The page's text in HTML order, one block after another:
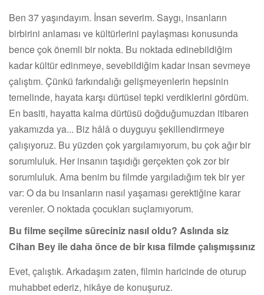
Ben 37 yaşındayım. İnsan severim. Saygı, insanların
birbirini anlaması ve kültürlerini paylaşması konusunda
bence çok önemli bir nokta. Bu noktada edinebildiğim
kadar kültür edinmeye, sevebildiğim kadar insan sevmeye
çalıştım. Çünkü farkındalığı gelişmeyenlerin hepsinin
temelinde, hayata karşı dürtüsel tepki verdiklerini gördüm.
En basiti, hayatta kalma dürtüsü doğduğumuzdan itibaren
yakamızda ya... Biz hâlâ o duyguyu şekillendirmeye
çalışıyoruz. Bu yüzden çok yargılamıyorum, bu çok ağır bir
sorumluluk. Her insanın taşıdığı gerçekten çok zor bir
sorumluluk. Ama benim bu filmde yargıladığım tek bir yer
var: O da bu insanların nasıl yaşaması gerektiğine karar
verenler. O noktada çocukları suçlamıyorum.
Bu filme seçilme süreciniz nasıl oldu? Aslında siz
Cihan Bey ile daha önce de bir kısa filmde çalışmışsınız
Evet, çalıştık. Arkadaşım zaten, filmin haricinde de oturup
muhabbet ederiz, hikâye de konuşuruz.